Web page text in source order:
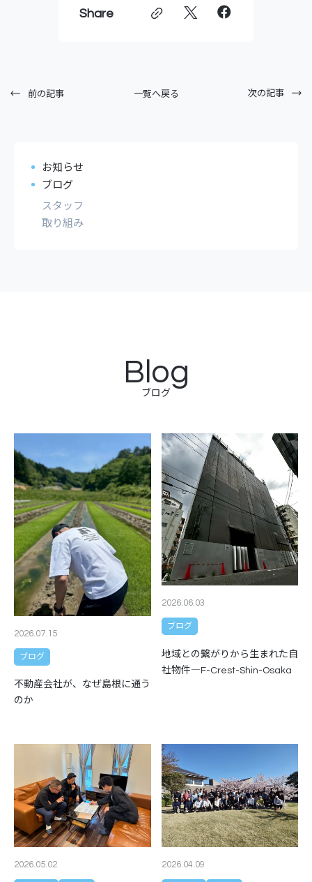
Share
前の記事 一覧へ戻る 次の記事
お知らせ
ブログ
スタッフ
取り組み
ブログ
Blog
2026.07.15
ブログ
不動産会社が、なぜ島根に通う
のか
2026.06.03
ブログ
地域との繋がりから生まれた自
社物件―F-Crest-Shin-Osaka
2026.05.02 2026.04.09